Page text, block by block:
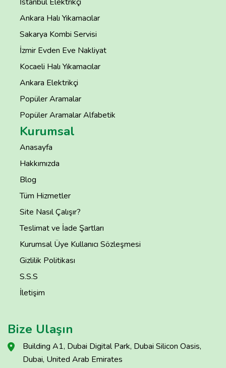
Ankara Halı Yıkamacılar
Sakarya Kombi Servisi
İzmir Evden Eve Nakliyat
Kocaeli Halı Yıkamacılar
Ankara Elektrikçi
Popüler Aramalar
Popüler Aramalar Alfabetik
Kurumsal
Anasayfa
Hakkımızda
Blog
Tüm Hizmetler
Site Nasıl Çalışır?
Teslimat ve İade Şartları
Kurumsal Üye Kullanıcı Sözleşmesi
Gizlilik Politikası
S.S.S
İletişim
Bize Ulaşın
Building A1, Dubai Digital Park, Dubai Silicon Oasis,
Dubai, United Arab Emirates